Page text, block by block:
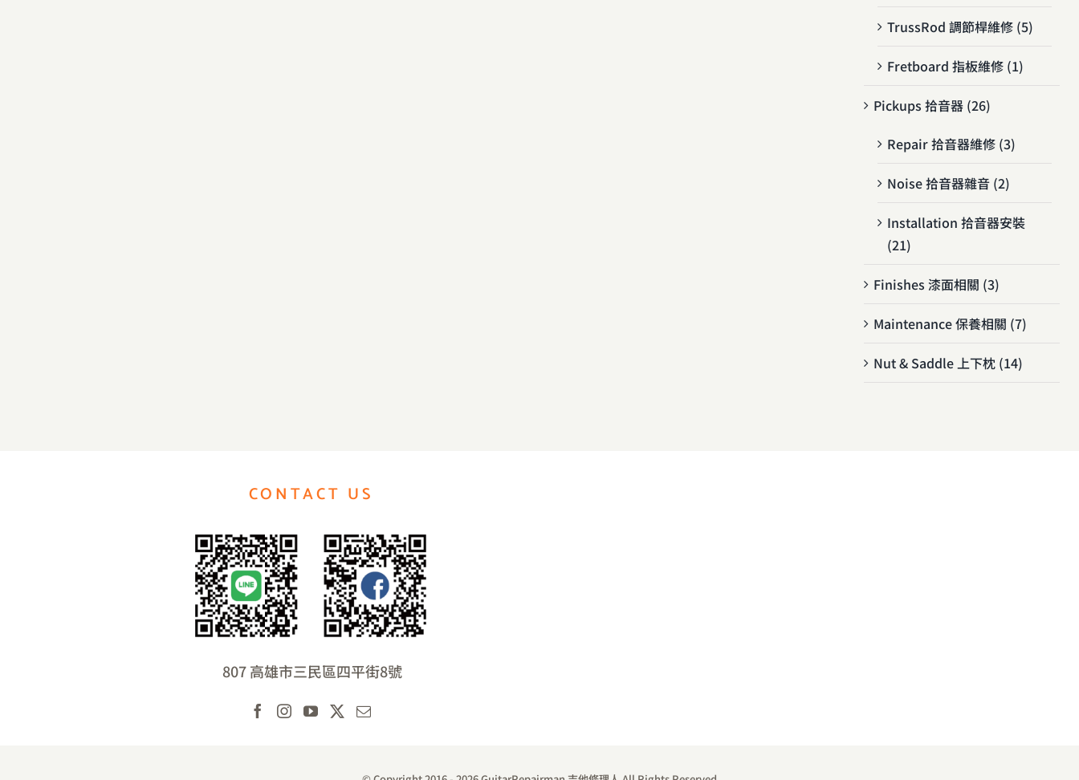
TrussRod 調節桿維修 (5)
Fretboard 指板維修 (1)
Pickups 拾音器 (26)
Repair 拾音器維修 (3)
Noise 拾音器雜音 (2)
Installation 拾音器安裝
(21)
Finishes 漆面相關 (3)
Maintenance 保養相關 (7)
Nut & Saddle 上下枕 (14)
CONTACT US
807 高雄市三民區四平街8號